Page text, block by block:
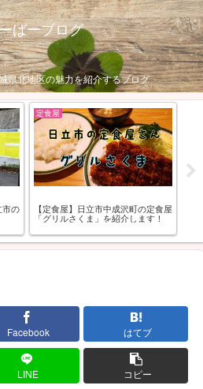
ばーブログ
県北地区の魅力を紹介するブログ
市の
定食屋
【定食屋】日立市中成沢町の定食屋
「グリルさくま」を紹介します！
Facebook はてブ
LINE コピー